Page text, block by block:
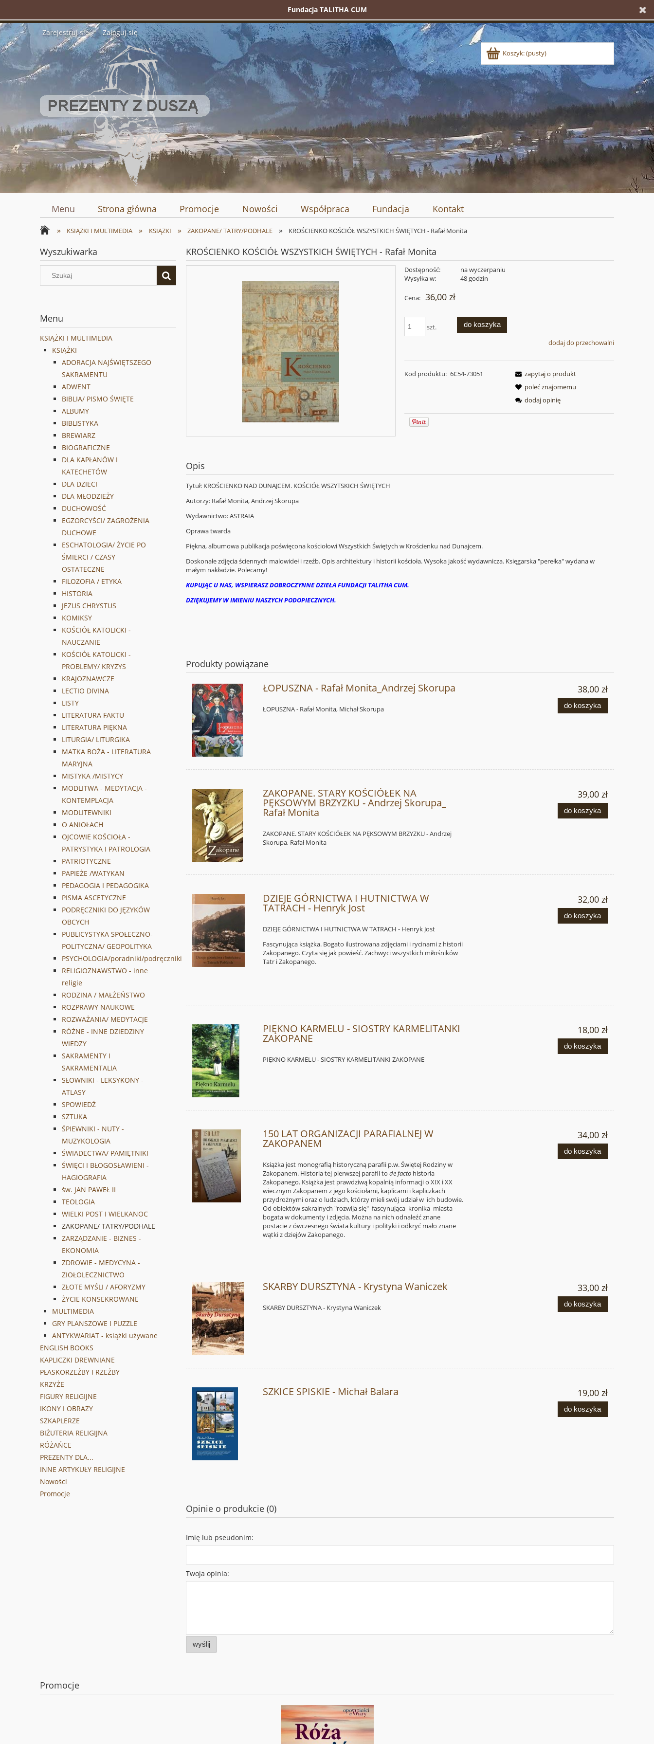
Fundacja TALITHA CUM
Zarejestruj się Zaloguj się
Koszyk:(pusty)
Menu Strona główna Promocje Nowości Współpraca Fundacja Kontakt
» KSIĄŻKI I MULTIMEDIA » KSIĄŻKI » ZAKOPANE/ TATRY/PODHALE » KROŚCIENKO KOŚCIÓŁ WSZYSTKICH ŚWIĘTYCH - Rafał Monita
Wyszukiwarka
Menu
KSIĄŻKI I MULTIMEDIA
KSIĄŻKI
ADORACJA NAJŚWIĘTSZEGO
SAKRAMENTU
ADWENT
BIBLIA/ PISMO ŚWIĘTE
ALBUMY
BIBLISTYKA
BREWIARZ
BIOGRAFICZNE
DLA KAPŁANÓW I
KATECHETÓW
DLA DZIECI
DLA MŁODZIEŻY
DUCHOWOŚĆ
EGZORCYŚCI/ ZAGROŻENIA
DUCHOWE
ESCHATOLOGIA/ ŻYCIE PO
ŚMIERCI / CZASY
OSTATECZNE
FILOZOFIA / ETYKA
HISTORIA
JEZUS CHRYSTUS
KOMIKSY
KOŚCIÓŁ KATOLICKI -
NAUCZANIE
KOŚCIÓŁ KATOLICKI -
PROBLEMY/ KRYZYS
KRAJOZNAWCZE
LECTIO DIVINA
LISTY
LITERATURA FAKTU
LITERATURA PIĘKNA
LITURGIA/ LITURGIKA
MATKA BOŻA - LITERATURA
MARYJNA
MISTYKA /MISTYCY
MODLITWA - MEDYTACJA -
KONTEMPLACJA
MODLITEWNIKI
O ANIOŁACH
OJCOWIE KOŚCIOŁA -
PATRYSTYKA I PATROLOGIA
PATRIOTYCZNE
PAPIEŻE /WATYKAN
PEDAGOGIA I PEDAGOGIKA
PISMA ASCETYCZNE
PODRĘCZNIKI DO JĘZYKÓW
OBCYCH
PUBLICYSTYKA SPOŁECZNO-
POLITYCZNA/ GEOPOLITYKA
PSYCHOLOGIA/poradniki/podręczniki
RELIGIOZNAWSTWO - inne
religie
RODZINA / MAŁŻEŃSTWO
ROZPRAWY NAUKOWE
ROZWAŻANIA/ MEDYTACJE
RÓŻNE - INNE DZIEDZINY
WIEDZY
SAKRAMENTY I
SAKRAMENTALIA
SŁOWNIKI - LEKSYKONY -
ATLASY
SPOWIEDŹ
SZTUKA
ŚPIEWNIKI - NUTY -
MUZYKOLOGIA
ŚWIADECTWA/ PAMIĘTNIKI
ŚWIĘCI I BŁOGOSŁAWIENI -
HAGIOGRAFIA
św. JAN PAWEŁ II
TEOLOGIA
WIELKI POST I WIELKANOC
ZAKOPANE/ TATRY/PODHALE
ZARZĄDZANIE - BIZNES -
EKONOMIA
ZDROWIE - MEDYCYNA -
ZIOŁOLECZNICTWO
ZŁOTE MYŚLI / AFORYZMY
ŻYCIE KONSEKROWANE
MULTIMEDIA
GRY PLANSZOWE I PUZZLE
ANTYKWARIAT - książki używane
ENGLISH BOOKS
KAPLICZKI DREWNIANE
PŁASKORZEŹBY I RZEŹBY
KRZYŻE
FIGURY RELIGIJNE
IKONY I OBRAZY
SZKAPLERZE
BIŻUTERIA RELIGIJNA
RÓŻAŃCE
PREZENTY DLA...
INNE ARTYKUŁY RELIGIJNE
Nowości
Promocje
KROŚCIENKO KOŚCIÓŁ WSZYSTKICH ŚWIĘTYCH - Rafał Monita
Dostępność:
na wyczerpaniu
Wysyłka w:
48 godzin
Cena: 36,00 zł
szt. do koszyka
dodaj do przechowalni
Kod produktu: 6C54-73051
zapytaj o produkt
poleć znajomemu
dodaj opinię
Opis
Tytuł: KROŚCIENKO NAD DUNAJCEM. KOŚCIÓŁ WSZYTSKICH ŚWIĘTYCH
Autorzy: Rafał Monita, Andrzej Skorupa
Wydawnictwo: ASTRAIA
Oprawa twarda
Piękna, albumowa publikacja poświęcona kościołowi Wszystkich Świętych w Krościenku nad Dunajcem.
Doskonałe zdjęcia ściennych malowideł i rzeźb. Opis architektury i historii kościoła. Wysoka jakość wydawnicza. Księgarska "perełka" wydana w
małym nakładzie. Polecamy!
KUPUJĄC U NAS, WSPIERASZ DOBROCZYNNE DZIEŁA FUNDACJI TALITHA CUM.
DZIĘKUJEMY W IMIENIU NASZYCH PODOPIECZNYCH.
Produkty powiązane
ŁOPUSZNA - Rafał Monita_Andrzej Skorupa
ŁOPUSZNA - Rafał Monita, Michał Skorupa
38,00 zł
do koszyka
ZAKOPANE. STARY KOŚCIÓŁEK NA
PĘKSOWYM BRZYZKU - Andrzej Skorupa_
Rafał Monita
ZAKOPANE. STARY KOŚCIÓŁEK NA PĘKSOWYM BRZYZKU - Andrzej
Skorupa, Rafał Monita
39,00 zł
do koszyka
DZIEJE GÓRNICTWA I HUTNICTWA W
TATRACH - Henryk Jost
DZIEJE GÓRNICTWA I HUTNICTWA W TATRACH - Henryk Jost
Fascynująca książka. Bogato ilustrowana zdjęciami i rycinami z historii
Zakopanego. Czyta się jak powieść. Zachwyci wszystkich miłośników
Tatr i Zakopanego.
32,00 zł
do koszyka
PIĘKNO KARMELU - SIOSTRY KARMELITANKI
ZAKOPANE
PIĘKNO KARMELU - SIOSTRY KARMELITANKI ZAKOPANE
18,00 zł
do koszyka
150 LAT ORGANIZACJI PARAFIALNEJ W
ZAKOPANEM
Książka jest monografią historyczną parafii p.w. Świętej Rodziny w
Zakopanem. Historia tej pierwszej parafii tode facto historia
Zakopanego. Książka jest prawdziwą kopalnią informacji o XIX i XX
wiecznym Zakopanem z jego kościołami, kaplicami i kapliczkach
przydrożnymi oraz o ludziach, którzy mieli swój udział w ich budowie.
Od obiektów sakralnych "rozwija się" fascynująca kronika miasta -
bogata w dokumenty i zdjęcia. Można na nich odnaleźć znane
postacie z ówczesnego świata kultury i polityki i odkryć mało znane
wątki z dziejów Zakopanego.
34,00 zł
do koszyka
SKARBY DURSZTYNA - Krystyna Waniczek
SKARBY DURSZTYNA - Krystyna Waniczek
33,00 zł
do koszyka
SZKICE SPISKIE - Michał Balara 19,00 zł
do koszyka
Opinie o produkcie (0)
Imię lub pseudonim:
Twoja opinia:
wyślij
Promocje